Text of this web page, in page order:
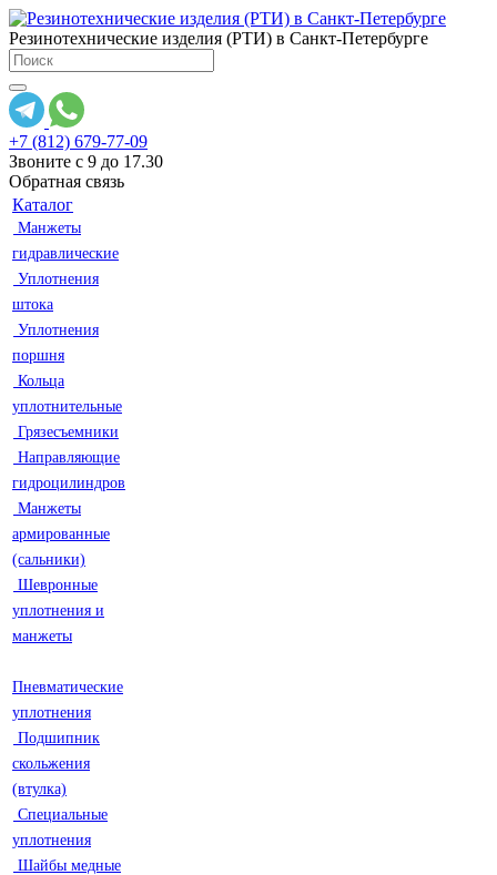
Резинотехнические изделия (РТИ) в Санкт-Петербурге
+7 (812) 679-77-09
Звоните с 9 до 17.30
Обратная связь
Каталог
Манжеты
гидравлические
Уплотнения
штока
Уплотнения
поршня
Кольца
уплотнительные
Грязесъемники
Направляющие
гидроцилиндров
Манжеты
армированные
(сальники)
Шевронные
уплотнения и
манжеты
Пневматические
уплотнения
Подшипник
скольжения
(втулка)
Специальные
уплотнения
Шайбы медные